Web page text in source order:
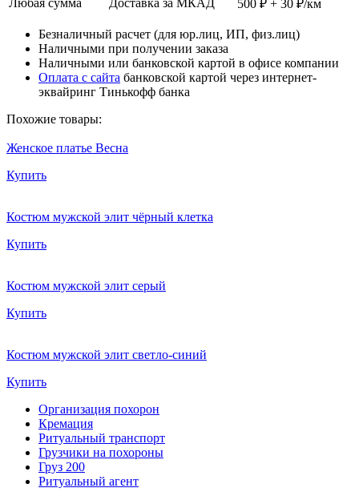
500 ₽ + 30 ₽/км
Безналичный расчет (для юр.лиц, ИП, физ.лиц)
Наличными при получении заказа
Наличными или банковской картой в офисе компании
Оплата с сайта банковской картой через интернет-
эквайринг Тинькофф банка
Похожие товары:
Женское платье Весна
Купить
Костюм мужской элит чёрный клетка
Купить
Костюм мужской элит серый
Купить
Костюм мужской элит светло-синий
Купить
Организация похорон
Кремация
Ритуальный транспорт
Грузчики на похороны
Груз 200
Ритуальный агент